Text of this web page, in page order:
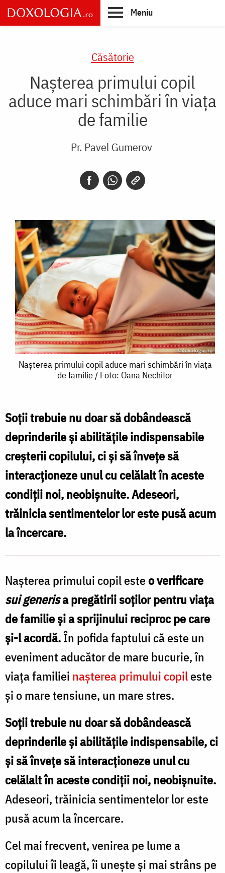
Skip
to
main
Meniu
Căsătorie
Nașterea primului copil
aduce mari schimbări în viața
de familie
Pr. Pavel Gumerov
Nașterea
aduce
mari
schimbări
în
viața
familie
/
Foto:
Oana
Nechifor
Nașterea primului copil aduce mari schimbări în viața
de familie / Foto: Oana Nechifor
Soții trebuie nu doar să dobândească
deprinderile și abilitățile indispensabile
creșterii copilului, ci și să învețe să
interacționeze unul cu celălalt în aceste
condiții noi, neobișnuite. Adeseori,
trăinicia sentimentelor lor este pusă acum
la încercare.
Naşterea primului copil esteo verificare
sui generisa pregătirii soţilor pentru viaţa
de familie şi a sprijinului reciproc pe care
şi-l acordă.În pofida faptului că este un
eveniment aducător de mare bucurie, în
viaţa familiei naşterea primului copileste
şi o mare tensiune, un mare stres.
Soţii trebuie nu doar să dobândească
deprinderile şi abilităţile indispensabile, ci
şi să înveţe să interacţioneze unul cu
celălalt în aceste condiţii noi, neobişnuite.
Adeseori, trăinicia sentimentelor lor este
pusă acum la încercare.
Cel mai frecvent, venirea pe lume a
copilului îi leagă, îi uneşte şi mai strâns pe